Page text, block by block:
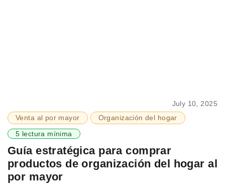
July 10, 2025
Venta al por mayor
Organización del hogar
5 lectura mínima
Guía estratégica para comprar
productos de organización del hogar al
por mayor